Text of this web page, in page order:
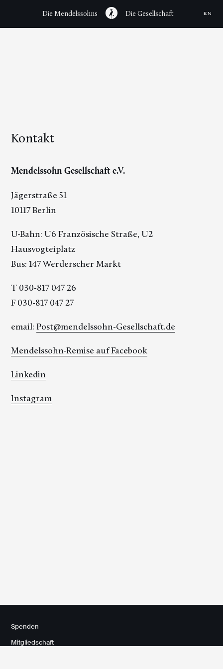
Die Mendelssohns Die Gesellschaft EN
Kontakt
Mendelssohn Gesellschaft e.V.
Jägerstraße 51
10117 Berlin
U-Bahn: U6 Französische Straße, U2
Hausvogteiplatz
Bus: 147 Werderscher Markt
T 030-817 047 26
F 030-817 047 27
email:Post@mendelssohn-Gesellschaft.de
Mendelssohn-Remise auf Facebook
Linkedin
Instagram
Spenden
Mitgliedschaft